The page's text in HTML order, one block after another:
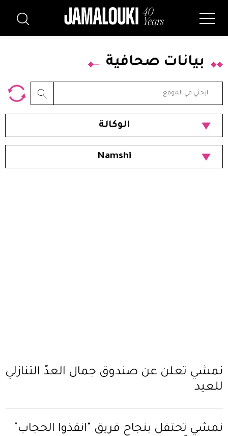
بيانات صحافية
الوكالة
Namshi
نمشي تعلن عن صندوق جمال العدّ التنازلي
للعيد
نمشي تحتفل بنجاح فريق "انقذوا الحجاب"